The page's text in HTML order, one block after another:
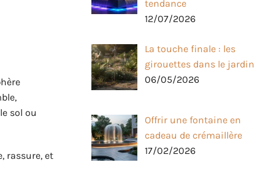
sol ou
rassure, et
tendance
12/07/2026
La touche finale : les
girouettes dans le jardin
06/05/2026
Offrir une fontaine en
cadeau de crémaillère
17/02/2026